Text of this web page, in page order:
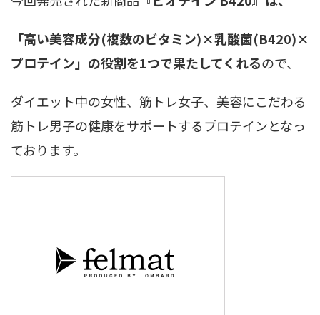
「高い美容成分(複数のビタミン)×乳酸菌(B420)×
プロテイン」の役割を1つで果たしてくれるので、
ダイエット中の女性、筋トレ女子、美容にこだわる
筋トレ男子の健康をサポートするプロテインとなっ
ております。